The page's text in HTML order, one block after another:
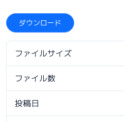
ダウンロード
ファイルサイズ
ファイル数
投稿日